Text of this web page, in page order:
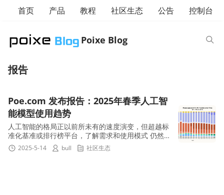
Poixe Blog
首页 产品 教程 社区生态 公告 控制台
报告
Poe.com 发布报告：2025年春季人工智
能模型使用趋势
人工智能的格局正以前所未有的速度演变，但超越标
准化基准或排行榜平台，了解需求和使用模式 仍然是
一个挑战。与此同时，一周的首选模型可能因前沿提
供者的强...
2025-5-14 bull 社区生态